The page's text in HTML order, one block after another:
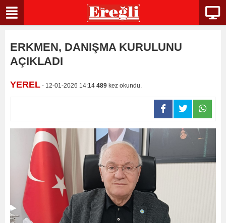
ERKMEN, DANIŞMA KURULUNU
AÇIKLADI
YEREL - 12-01-2026 14:14 489 kez okundu.